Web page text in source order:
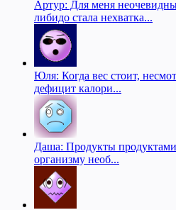
Артур: Для меня
либидо стала нехватка...
Юля: Когда вес стоит,
дефицит калори...
Даша: Продукты
организму необ...